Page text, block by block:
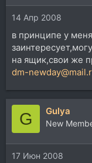
14 Апр 2008
в принципе у
на ящик,свои же
dm-
G Gulya
New
17 Июн 2008